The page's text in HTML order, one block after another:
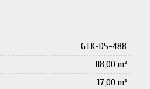
GTK-DS-488
118,00 m²
17,00 m²